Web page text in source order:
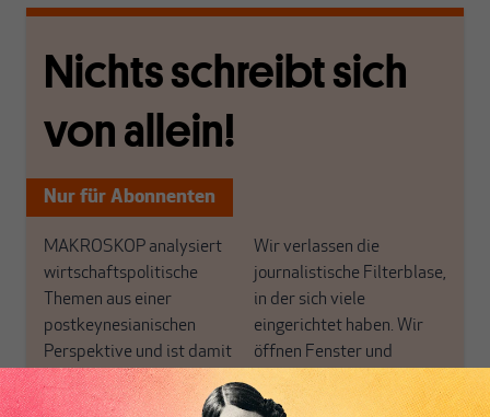
Nichts schreibt sich
von allein!
Nur für Abonnenten
MAKROSKOP analysiert
wirtschaftspolitische
Themen aus einer
postkeynesianischen
Perspektive und ist damit
in Deutschland einzigartig.
MAKROSKOP steht für
Wir verlassen die
journalistische Filterblase,
in der sich viele
eingerichtet haben. Wir
öffnen Fenster und
bringen frische Luft in die
engen und verstaubten